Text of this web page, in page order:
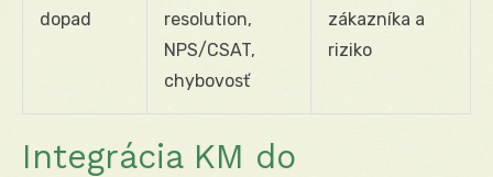
dopad
resolution,
NPS/CSAT,
chybovosť
zákazníka a
riziko
Integrácia KM do